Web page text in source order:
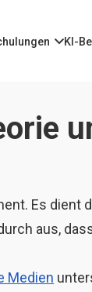
KI-
Es dient
aus,
Medien